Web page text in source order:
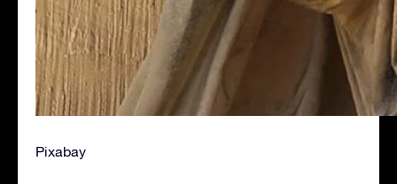
Pixabay